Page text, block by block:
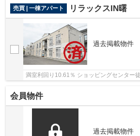
売買 | 一棟アパート リラックスIN曙
過去掲載物件
満室利回り10.61％ ショッピングセンター
会員物件
過去掲載物件